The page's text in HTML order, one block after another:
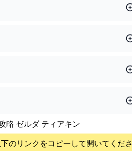
略 ゼルダ ティアキン
のリンクをコピーして開いてくださ